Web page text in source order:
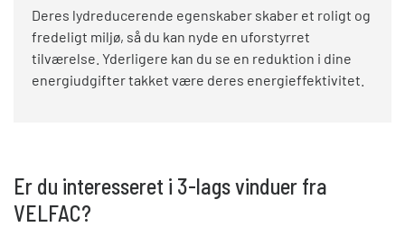
Deres lydreducerende egenskaber skaber et roligt og
fredeligt miljø, så du kan nyde en uforstyrret
tilværelse. Yderligere kan du se en reduktion i dine
energiudgifter takket være deres energieffektivitet.
Er du interesseret i 3-lags vinduer fra
VELFAC?